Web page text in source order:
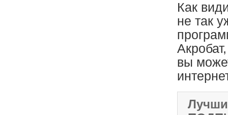
Как
не так
вы